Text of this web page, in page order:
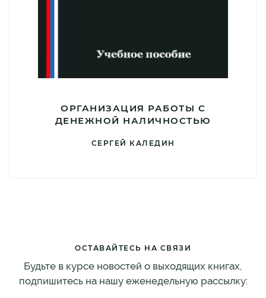
ОРГАНИЗАЦИЯ РАБОТЫ С
ДЕНЕЖНОЙ НАЛИЧНОСТЬЮ
СЕРГЕЙ КАЛЕДИН
ОСТАВАЙТЕСЬ НА СВЯЗИ
Будьте в курсе новостей о выходящих книгах,
подпишитесь на нашу еженедельную рассылку: